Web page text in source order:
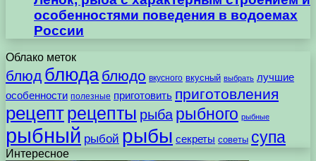
особенностями поведения в водоемах
России
Облако меток
блюд блюда блюдо вкусного вкусный выбрать лучшие
особенности полезные приготовить приготовления
рецептрецепты рыба рыбного рыбные
рыбный рыбой рыбы секреты советы супа
Интересное